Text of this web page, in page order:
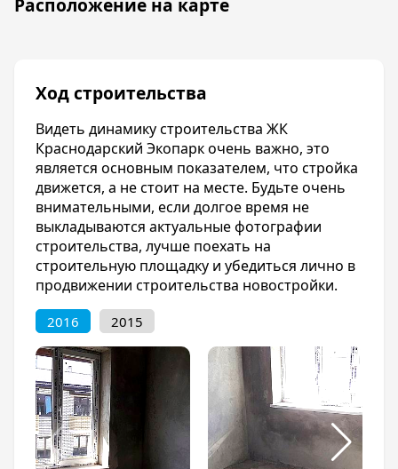
города Краснодара. Это очень удобно, так как
расположены остановки общественного
транспорта.
Благоустройство
В инфраструктуре комплекса предусмотрены:
мини-маркет, аптека, салон красоты.
Отделка квартир
На момент сдачи дома в квартирах будет
выполнена качественная штукатурка стен,
стяжка пола, электропроводка,
электросчетчики, счетчики воды,
установлены радиаторы отопления, заведены
центральные коммуникации.
Расположение на карте
Ход строительства
Видеть динамику строительства ЖК
Краснодарский Экопарк очень важно, это
является основным показателем, что стройка
движется, а не стоит на месте. Будьте очень
внимательными, если долгое время не
выкладываются актуальные фотографии
строительства, лучше поехать на
строительную площадку и убедиться лично в
продвижении строительства новостройки.
2016 2015